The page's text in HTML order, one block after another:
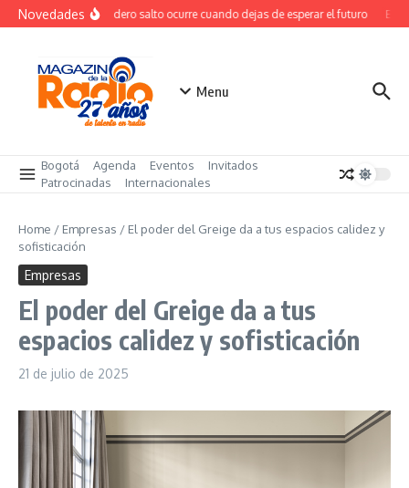
Saltar al contenido
NovedadesEl verdadero salto ocurre cuando dejas de esperar el futuro El
Menu
Bogotá Agenda Eventos
Invitados
Patrocinadas
Internacionales
Home / Empresas / El poder del Greige da a tus espacios calidez y
sofisticación
Empresas
El poder del Greige da a tus
espacios calidez y sofisticación
21 de julio de 2025